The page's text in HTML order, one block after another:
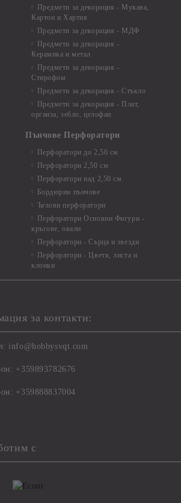
Предмети за декорация - Мукава,
Картон и Хартия
Предмети за декорация - МДФ
Предмети за декорация -
Керамика и метал
Предмети за декорация -
Стирофом
Предмети за декорация - Стъкло
Предмети за декорация - Плат,
органза, зебло, целофан
Пънчове Перфоратори
Перфоратори до 2,50 см
Перфоратори 2,50 см
Перфоратори над 2,50 см
Бордюрни пънчове
Ъглови перфоратори
Перфоратори Основни Фигури -
кръгове, овали
Перфоратори - Сърца и звезди
Перфоратори - Цветя, листа и
клонки
за контакти:
info@hobbysvqt.com
+359893782676
+359888837004
с